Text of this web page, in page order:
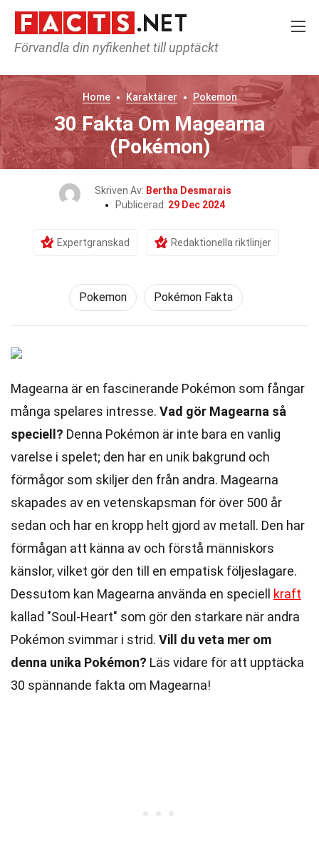
Förvandla din nyfikenhet till upptäckt
Home Karaktärer Pokemon
30 Fakta Om Magearna
(Pokémon)
Skriven Av: Bertha Desmarais
Publicerad: 29 Dec 2024
Expertgranskad Redaktionella riktlinjer
Pokemon Pokémon Fakta
Magearna är en fascinerande Pokémon som fångar
många spelares intresse. Vad gör Magearna så
speciell? Denna Pokémon är inte bara en vanlig
varelse i spelet; den har en unik bakgrund och
förmågor som skiljer den från andra. Magearna
skapades av en vetenskapsman för över 500 år
sedan och har en kropp helt gjord av metall. Den har
förmågan att känna av och förstå människors
känslor, vilket gör den till en empatisk följeslagare.
Dessutom kan Magearna använda en speciell kraft
kallad "Soul-Heart" som gör den starkare när andra
Pokémon svimmar i strid. Vill du veta mer om
denna unika Pokémon? Läs vidare för att upptäcka
30 spännande fakta om Magearna!